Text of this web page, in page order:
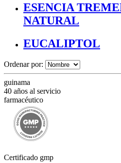
ESENCIA
NATURAL
EUCALIPTOL
Ordenar por:
guinama
40 años al servicio
farmacéutico
Certificado gmp